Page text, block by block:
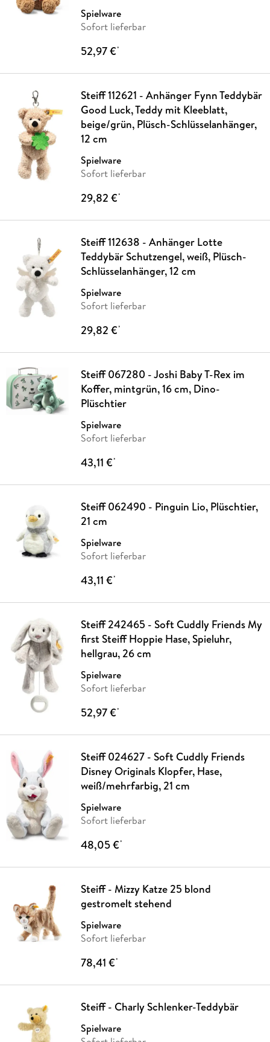
Spielware
Sofort lieferbar
52,97 €*
Steiff 112621 - Anhänger Fynn Teddybär
Good Luck, Teddy mit Kleeblatt,
beige/grün, Plüsch-Schlüsselanhänger,
12 cm
Spielware
Sofort lieferbar
29,82 €*
Steiff 112638 - Anhänger Lotte
Teddybär Schutzengel, weiß, Plüsch-
Schlüsselanhänger, 12 cm
Spielware
Sofort lieferbar
29,82 €*
Steiff 067280 - Joshi Baby T-Rex im
Koffer, mintgrün, 16 cm, Dino-
Plüschtier
Spielware
Sofort lieferbar
43,11 €*
Steiff 062490 - Pinguin Lio, Plüschtier,
21 cm
Spielware
Sofort lieferbar
43,11 €*
Steiff 242465 - Soft Cuddly Friends My
first Steiff Hoppie Hase, Spieluhr,
hellgrau, 26 cm
Spielware
Sofort lieferbar
52,97 €*
Steiff 024627 - Soft Cuddly Friends
Disney Originals Klopfer, Hase,
weiß/mehrfarbig, 21 cm
Spielware
Sofort lieferbar
48,05 €*
Steiff - Mizzy Katze 25 blond
gestromelt stehend
Spielware
Sofort lieferbar
78,41 €*
Steiff - Charly Schlenker-Teddybär
Spielware